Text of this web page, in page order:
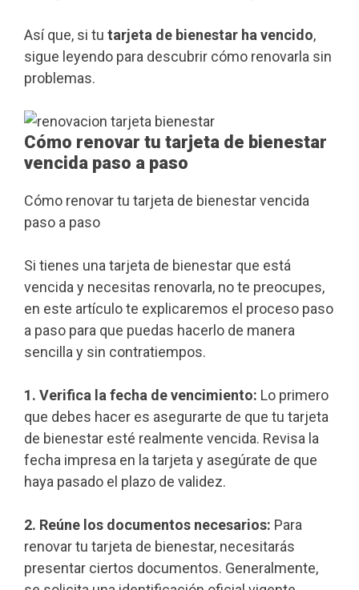
Así que, si tu tarjeta de bienestar ha vencido,
sigue leyendo para descubrir cómo renovarla sin
problemas.
Cómo renovar tu tarjeta de bienestar
vencida paso a paso
Cómo renovar tu tarjeta de bienestar vencida
paso a paso
Si tienes una tarjeta de bienestar que está
vencida y necesitas renovarla, no te preocupes,
en este artículo te explicaremos el proceso paso
a paso para que puedas hacerlo de manera
sencilla y sin contratiempos.
1. Verifica la fecha de vencimiento: Lo primero
que debes hacer es asegurarte de que tu tarjeta
de bienestar esté realmente vencida. Revisa la
fecha impresa en la tarjeta y asegúrate de que
haya pasado el plazo de validez.
2. Reúne los documentos necesarios: Para
renovar tu tarjeta de bienestar, necesitarás
presentar ciertos documentos. Generalmente,